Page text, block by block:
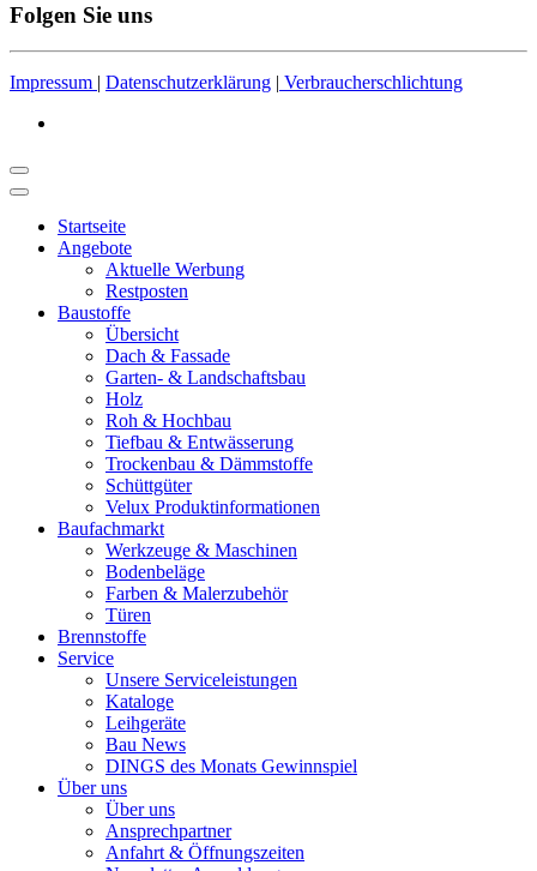
Folgen Sie uns
Impressum | Datenschutzerklärung | Verbraucherschlichtung
Startseite
Angebote
Aktuelle Werbung
Restposten
Baustoffe
Übersicht
Dach & Fassade
Garten- & Landschaftsbau
Holz
Roh & Hochbau
Tiefbau & Entwässerung
Trockenbau & Dämmstoffe
Schüttgüter
Velux Produktinformationen
Baufachmarkt
Werkzeuge & Maschinen
Bodenbeläge
Farben & Malerzubehör
Türen
Brennstoffe
Service
Unsere Serviceleistungen
Kataloge
Leihgeräte
Bau News
DINGS des Monats Gewinnspiel
Über uns
Über uns
Ansprechpartner
Anfahrt & Öffnungszeiten